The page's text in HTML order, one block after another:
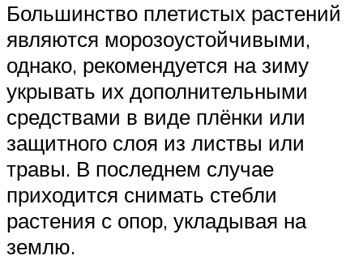
Большинство плетистых растений
являются морозоустойчивыми,
однако, рекомендуется на зиму
укрывать их дополнительными
средствами в виде плёнки или
защитного слоя из листвы или
травы. В последнем случае
приходится снимать стебли
растения с опор, укладывая на
землю.